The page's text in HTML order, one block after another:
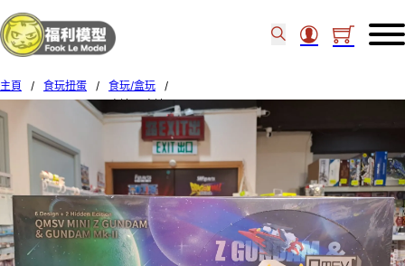
主頁 / 食玩扭蛋 / 食玩/盒玩
/
BANDAI QMSV mini Z高達 & 高達 MK-II (BOX OF 8) 59118